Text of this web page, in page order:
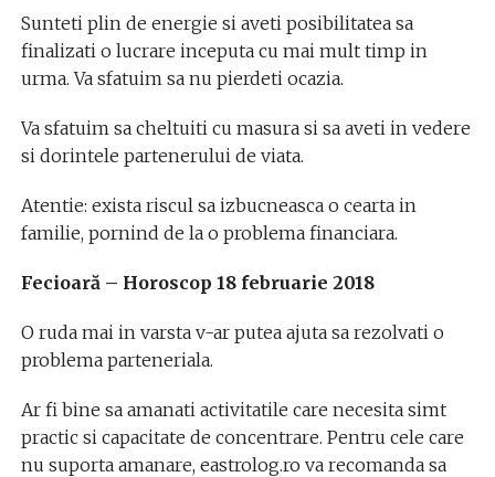
Sunteti plin de energie si aveti posibilitatea sa
finalizati o lucrare inceputa cu mai mult timp in
urma. Va sfatuim sa nu pierdeti ocazia.
Va sfatuim sa cheltuiti cu masura si sa aveti in vedere
si dorintele partenerului de viata.
Atentie: exista riscul sa izbucneasca o cearta in
familie, pornind de la o problema financiara.
Fecioară – Horoscop 18 februarie 2018
O ruda mai in varsta v-ar putea ajuta sa rezolvati o
problema parteneriala.
Ar fi bine sa amanati activitatile care necesita simt
practic si capacitate de concentrare. Pentru cele care
nu suporta amanare, eastrolog.ro va recomanda sa